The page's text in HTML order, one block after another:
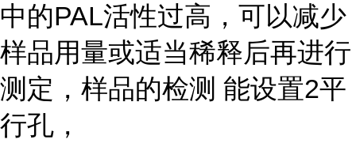
中的PAL活性过高，可以减少
样品用量或适当稀释后再进行
测定，样品的检测 能设置2平
行孔，